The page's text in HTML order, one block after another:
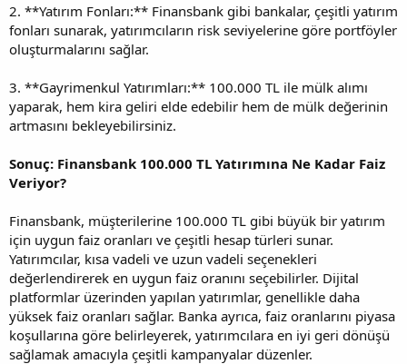
2. **Yatırım Fonları:** Finansbank gibi bankalar, çeşitli yatırım
fonları sunarak, yatırımcıların risk seviyelerine göre portföyler
oluşturmalarını sağlar.
3. **Gayrimenkul Yatırımları:** 100.000 TL ile mülk alımı
yaparak, hem kira geliri elde edebilir hem de mülk değerinin
artmasını bekleyebilirsiniz.
Sonuç: Finansbank 100.000 TL Yatırımına Ne Kadar Faiz
Veriyor?
Finansbank, müşterilerine 100.000 TL gibi büyük bir yatırım
için uygun faiz oranları ve çeşitli hesap türleri sunar.
Yatırımcılar, kısa vadeli ve uzun vadeli seçenekleri
değerlendirerek en uygun faiz oranını seçebilirler. Dijital
platformlar üzerinden yapılan yatırımlar, genellikle daha
yüksek faiz oranları sağlar. Banka ayrıca, faiz oranlarını piyasa
koşullarına göre belirleyerek, yatırımcılara en iyi geri dönüşü
sağlamak amacıyla çeşitli kampanyalar düzenler.